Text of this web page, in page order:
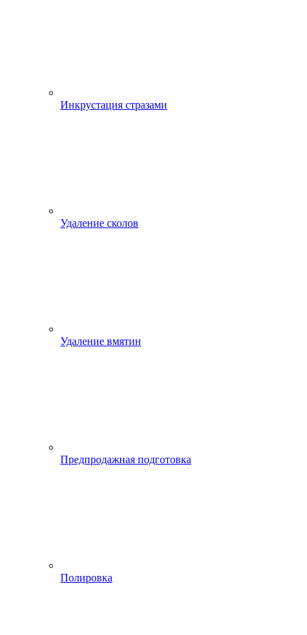
Инкрустация стразами
Удаление сколов
Удаление вмятин
Предпродажная подготовка
Полировка